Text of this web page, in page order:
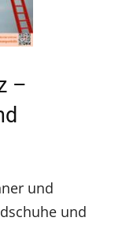
–
und
und